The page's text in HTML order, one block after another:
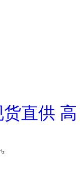
直供 高